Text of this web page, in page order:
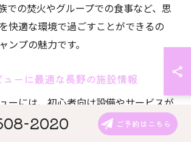
での焚火やグループでの食事など、思
快適な環境で過ごすことができるの
ンプの魅力です。
ーに最適な長野の施設情報
ーには、初心者向け設備やサービスが
施設がおすすめです。理由は、初めて
できる環境が整っているためです。例
2020 ご予約はこちら